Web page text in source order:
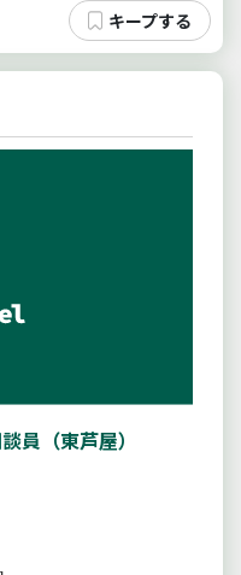
員（東芦屋）